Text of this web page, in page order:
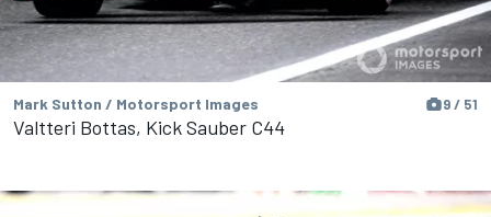
Mark Sutton / Motorsport Images 9 / 51
Valtteri Bottas, Kick Sauber C44